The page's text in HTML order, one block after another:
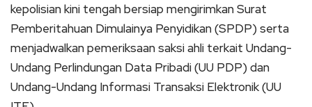
kepolisian kini tengah bersiap mengirimkan Surat
Pemberitahuan Dimulainya Penyidikan (SPDP) serta
menjadwalkan pemeriksaan saksi ahli terkait Undang-
Undang Perlindungan Data Pribadi (UU PDP) dan
Undang-Undang Informasi Transaksi Elektronik (UU